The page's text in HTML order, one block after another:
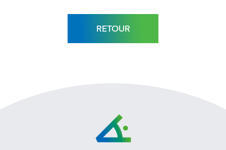
RETOUR